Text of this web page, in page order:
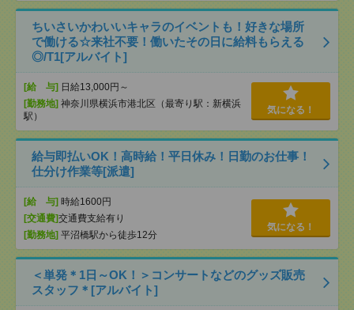
ちいさいかわいいキャラのイベントも！好きな場所
で働ける☆来社不要！働いたその日に給料もらえる
◎/T1[アルバイト]
[給 与] 日給13,000円～
[勤務地] 神奈川県横浜市港北区（最寄り駅：新横浜
駅）
気になる！
給与即払いOK！高時給！平日休み！日勤のお仕事！
仕分け作業等[派遣]
[給 与] 時給1600円
[交通費]交通費支給有り
[勤務地] 平沼橋駅から徒歩12分
気になる！
＜単発＊1日～OK！＞コンサートなどのグッズ販売
スタッフ＊[アルバイト]